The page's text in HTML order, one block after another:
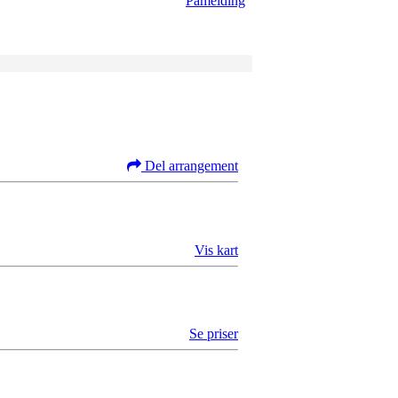
Del arrangement
Vis kart
Se priser